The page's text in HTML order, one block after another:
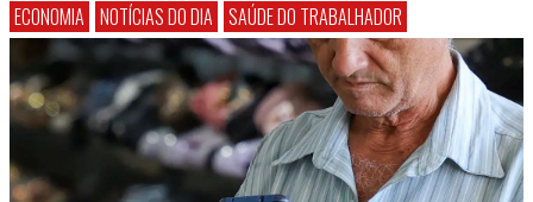
ECONOMIA NOTÍCIAS DO DIA SAÚDE DO TRABALHADOR